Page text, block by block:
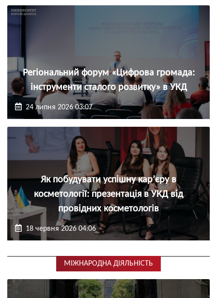
Регіональний форум «Цифрова громада:
інструменти сталого розвитку» в УКД
24 липня 2026 03:07
Як побудувати успішну кар’єру в
косметології: презентація в УКД від
провідних косметологів
18 червня 2026 04:06
МІЖНАРОДНА ДІЯЛЬНІСТЬ